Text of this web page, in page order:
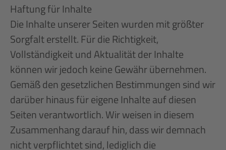
Haftung für Inhalte
Die Inhalte unserer Seiten wurden mit größter
Sorgfalt erstellt. Für die Richtigkeit,
Vollständigkeit und Aktualität der Inhalte
können wir jedoch keine Gewähr übernehmen.
Gemäß den gesetzlichen Bestimmungen sind wir
darüber hinaus für eigene Inhalte auf diesen
Seiten verantwortlich. Wir weisen in diesem
Zusammenhang darauf hin, dass wir demnach
nicht verpflichtet sind, lediglich die